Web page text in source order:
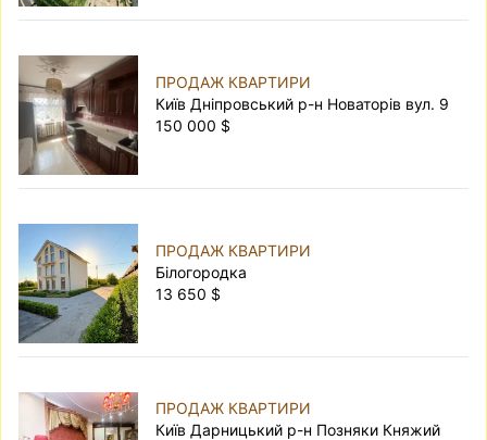
ПРОДАЖ КВАРТИРИ
Київ Дніпровський р-н Новаторів вул. 9
150 000 $
ПРОДАЖ КВАРТИРИ
Білогородка
13 650 $
ПРОДАЖ КВАРТИРИ
Київ Дарницький р-н Позняки Княжий